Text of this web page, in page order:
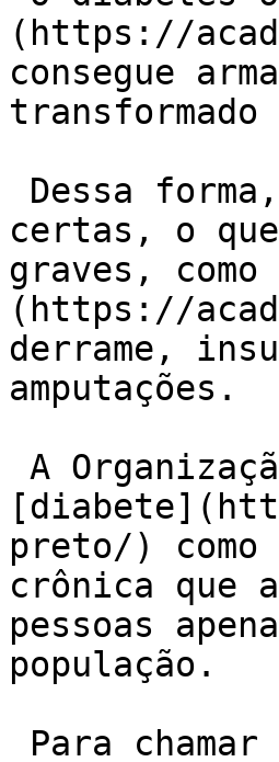
(https://
consegue
certas, o
graves,
(https://
derrame,
amputações.
preto/) como
crônica que
pessoas
população.